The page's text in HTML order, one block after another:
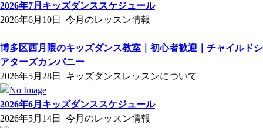
2026年7月キッズダンススケジュール
2026年6月10日 今月のレッスン情報
博多区西月隈のキッズダンス教室｜初心者歓迎｜チャイルドシ
アターズカンパニー
2026年5月28日 キッズダンスレッスンについて
2026年6月キッズダンススケジュール
2026年5月14日 今月のレッスン情報